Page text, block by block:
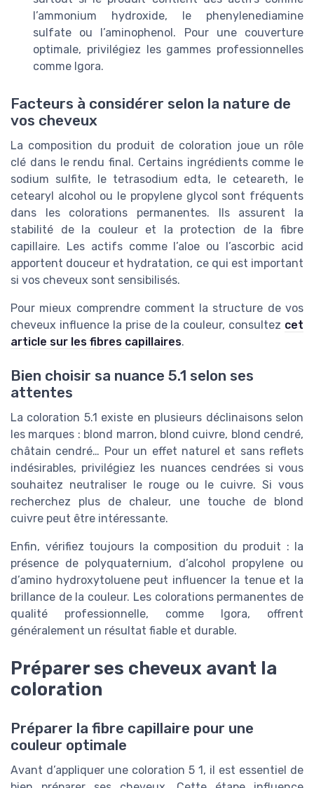
l’ammonium hydroxide, le phenylenediamine
sulfate ou l’aminophenol. Pour une couverture
optimale, privilégiez les gammes professionnelles
comme Igora.
Facteurs à considérer selon la nature de
vos cheveux
La composition du produit de coloration joue un rôle
clé dans le rendu final. Certains ingrédients comme le
sodium sulfite, le tetrasodium edta, le ceteareth, le
cetearyl alcohol ou le propylene glycol sont fréquents
dans les colorations permanentes. Ils assurent la
stabilité de la couleur et la protection de la fibre
capillaire. Les actifs comme l’aloe ou l’ascorbic acid
apportent douceur et hydratation, ce qui est important
si vos cheveux sont sensibilisés.
Pour mieux comprendre comment la structure de vos
cheveux influence la prise de la couleur, consultez cet
article sur les fibres capillaires.
Bien choisir sa nuance 5.1 selon ses
attentes
La coloration 5.1 existe en plusieurs déclinaisons selon
les marques : blond marron, blond cuivre, blond cendré,
châtain cendré… Pour un effet naturel et sans reflets
indésirables, privilégiez les nuances cendrées si vous
souhaitez neutraliser le rouge ou le cuivre. Si vous
recherchez plus de chaleur, une touche de blond
cuivre peut être intéressante.
Enfin, vérifiez toujours la composition du produit : la
présence de polyquaternium, d’alcohol propylene ou
d’amino hydroxytoluene peut influencer la tenue et la
brillance de la couleur. Les colorations permanentes de
qualité professionnelle, comme Igora, offrent
généralement un résultat fiable et durable.
Préparer ses cheveux avant la
coloration
Préparer la fibre capillaire pour une
couleur optimale
Avant d’appliquer une coloration 5 1, il est essentiel de